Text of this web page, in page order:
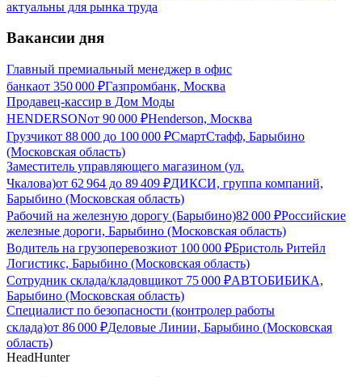
актуальны для рынка труда
Вакансии дня
Главный премиальный менеджер в офис
банкаот 350 000 ₽Газпромбанк, Москва
Продавец-кассир в Дом Моды
HENDERSONот 90 000 ₽Henderson, Москва
Грузчикот 88 000 до 100 000 ₽СмартСтафф, Барыбино
(Московская область)
Заместитель управляющего магазином (ул.
Чкалова)от 62 964 до 89 409 ₽ДИКСИ, группа компаний,
Барыбино (Московская область)
Рабочий на железную дорогу (Барыбино)82 000 ₽Российские
железные дороги, Барыбино (Московская область)
Водитель на грузоперевозкиот 100 000 ₽Бристоль Ритейл
Логистикс, Барыбино (Московская область)
Сотрудник склада/кладовщикот 75 000 ₽АВТОБИБИКА,
Барыбино (Московская область)
Специалист по безопасности (контролер работы
склада)от 86 000 ₽Деловые Линии, Барыбино (Московская
область)
HeadHunter